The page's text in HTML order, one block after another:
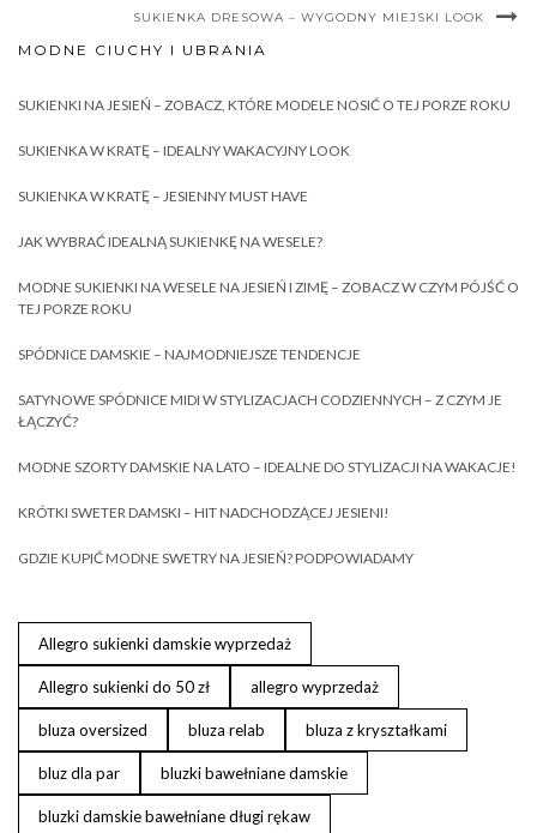
SUKIENKA DRESOWA – WYGODNY MIEJSKI LOOK
MODNE CIUCHY I UBRANIA
SUKIENKI NA JESIEŃ – ZOBACZ, KTÓRE MODELE NOSIĆ O TEJ PORZE ROKU
SUKIENKA W KRATĘ – IDEALNY WAKACYJNY LOOK
SUKIENKA W KRATĘ – JESIENNY MUST HAVE
JAK WYBRAĆ IDEALNĄ SUKIENKĘ NA WESELE?
MODNE SUKIENKI NA WESELE NA JESIEŃ I ZIMĘ – ZOBACZ W CZYM PÓJŚĆ O
TEJ PORZE ROKU
SPÓDNICE DAMSKIE – NAJMODNIEJSZE TENDENCJE
SATYNOWE SPÓDNICE MIDI W STYLIZACJACH CODZIENNYCH – Z CZYM JE
ŁĄCZYĆ?
MODNE SZORTY DAMSKIE NA LATO – IDEALNE DO STYLIZACJI NA WAKACJE!
KRÓTKI SWETER DAMSKI – HIT NADCHODZĄCEJ JESIENI!
GDZIE KUPIĆ MODNE SWETRY NA JESIEŃ? PODPOWIADAMY
Allegro sukienki damskie wyprzedaż
Allegro sukienki do 50 zł allegro wyprzedaż
bluza oversized bluza relab bluza z kryształkami
bluz dla par bluzki bawełniane damskie
bluzki damskie bawełniane długi rękaw